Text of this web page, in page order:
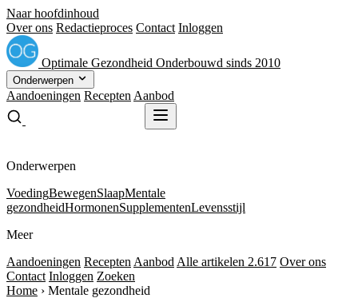
Naar hoofdinhoud
Over ons Redactieproces Contact Inloggen
Optimale Gezondheid Onderbouwd sinds 2010
Onderwerpen
Aandoeningen Recepten Aanbod
Onderwerpen
VoedingBewegenSlaapMentale
gezondheidHormonenSupplementenLevensstijl
Meer
Aandoeningen Recepten Aanbod Alle artikelen 2.617 Over ons
Contact Inloggen Zoeken
Home › Mentale gezondheid